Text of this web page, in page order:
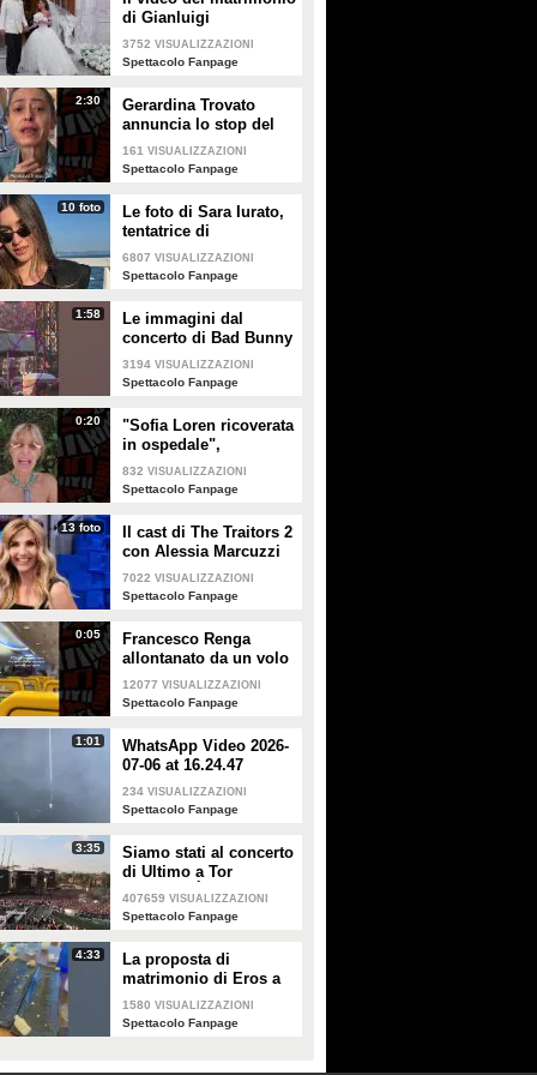
di Gianluigi
Donnarumma e Alessia
Elefante
3752 VISUALIZZAZIONI
Spettacolo Fanpage
2:30
Gerardina Trovato
annuncia lo stop del
tour per problemi di
salute
161 VISUALIZZAZIONI
Spettacolo Fanpage
10 foto
Le foto di Sara Iurato,
tentatrice di
Temptation Island 2026
6807 VISUALIZZAZIONI
Spettacolo Fanpage
1:58
Le immagini dal
concerto di Bad Bunny
a Milano
3194 VISUALIZZAZIONI
Spettacolo Fanpage
0:20
"Sofia Loren ricoverata
in ospedale",
Alessandra Mussolini
smentisce: "È serena e
832 VISUALIZZAZIONI
Spettacolo Fanpage
13 foto
Il cast di The Traitors 2
con Alessia Marcuzzi
7022 VISUALIZZAZIONI
Spettacolo Fanpage
0:05
Francesco Renga
allontanato da un volo
Ryanair dopo una
discussione con gli
12077 VISUALIZZAZIONI
Spettacolo Fanpage
1:01
WhatsApp Video 2026-
07-06 at 16.24.47
234 VISUALIZZAZIONI
Spettacolo Fanpage
3:35
Siamo stati al concerto
di Ultimo a Tor
Vergata: "È il giorno
che aspettavo, questa è
407659 VISUALIZZAZIONI
Spettacolo Fanpage
4:33
La proposta di
matrimonio di Eros a
Guendalina Canessa
1580 VISUALIZZAZIONI
Spettacolo Fanpage